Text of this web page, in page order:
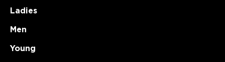
Ladies
Men
Young